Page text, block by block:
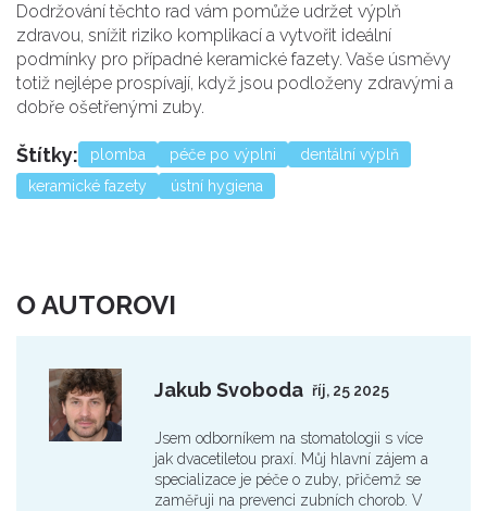
Dodržování těchto rad vám pomůže udržet výplň
zdravou, snížit riziko komplikací a vytvořit ideální
podmínky pro případné keramické fazety. Vaše úsměvy
totiž nejlépe prospívají, když jsou podloženy zdravými a
dobře ošetřenými zuby.
Štítky: plomba péče po výplni
dentální výplň
keramické fazety
ústní hygiena
O AUTOROVI
Jakub Svoboda říj, 25 2025
Jsem odborníkem na stomatologii s více
jak dvacetiletou praxí. Můj hlavní zájem a
specializace je péče o zuby, přičemž se
zaměřuji na prevenci zubních chorob. V